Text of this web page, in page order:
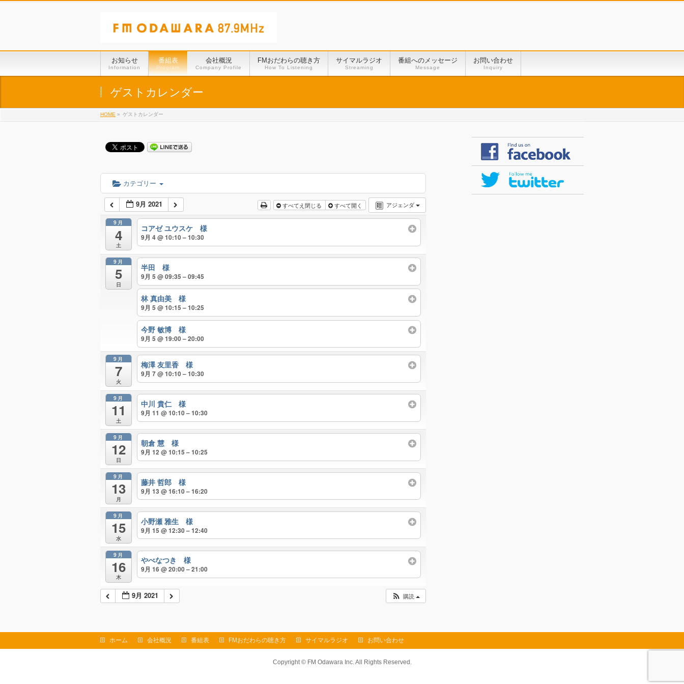
お知らせ
Information
番組表
Program
会社概況
Company Profile
FMおだわらの聴き方
How To Listening
サイマルラジオ
Streaming
番組へのメッセージ
Message
お問い合わせ
Inquiry
ゲストカレンダー
HOME » ゲストカレンダー
カテゴリー
アジェンダ
9月 2021 すべてえ閉じる すべて開く
9月
4
土
コアゼ ユウスケ 様
9月 4 @ 10:10 – 10:30
9月
5
日
半田 様
9月 5 @ 09:35 – 09:45
林 真由美 様
9月 5 @ 10:15 – 10:25
今野 敏博 様
9月 5 @ 19:00 – 20:00
9月
7
火
梅澤 友里香 様
9月 7 @ 10:10 – 10:30
9月
11
土
中川 貴仁 様
9月 11 @ 10:10 – 10:30
9月
12
日
朝倉 慧 様
9月 12 @ 10:15 – 10:25
9月
13
月
藤井 哲郎 様
9月 13 @ 16:10 – 16:20
9月
15
水
小野瀬 雅生 様
9月 15 @ 12:30 – 12:40
9月
16
木
やべなつき 様
9月 16 @ 20:00 – 21:00
9月 2021 購読
ホーム 会社概況 番組表 FMおだわらの聴き方 サイマルラジオ お問い合わせ
Copyright © FM Odawara Inc.All Rights Reserved.